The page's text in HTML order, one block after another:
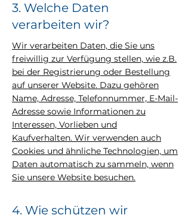
3. Welche Daten
verarbeiten wir?
Wir verarbeiten Daten, die Sie uns
freiwillig zur Verfügung stellen, wie z.B.
bei der Registrierung oder Bestellung
auf unserer Website. Dazu gehören
Name, Adresse, Telefonnummer, E-Mail-
Adresse sowie Informationen zu
Interessen, Vorlieben und
Kaufverhalten. Wir verwenden auch
Cookies und ähnliche Technologien, um
Daten automatisch zu sammeln, wenn
Sie unsere Website besuchen.
4. Wie schützen wir